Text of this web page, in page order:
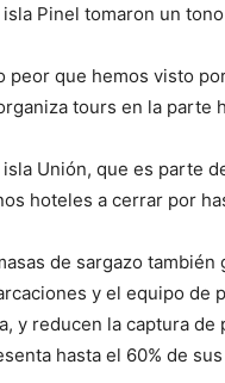
Pinel tomaron un
peor que hemos visto
tours en la parte
isla Unión, que es parte
hoteles a cerrar por
de sargazo
y el equipo de
y reducen la captura
hasta el 60% de